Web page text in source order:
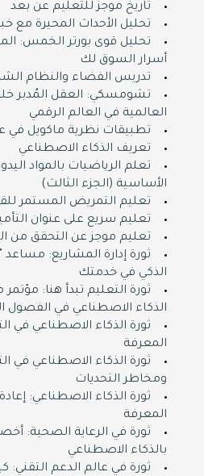
تاريخ موجز للتعليم عن بعد
تحليل الأحداث المحيرة مع
تحليل قوى بورتر الخمس:
أسرار السوق لك
تدريس الفضاء والنظام
تشومسكي: العقل المُدبر
العالمية في العالم الرقمي
تطبيقات نظرية ماكويل في
تعريف الذكاء الاصطناعي
تعلم الرياضيات بالمواد
الأساسية (الجزء الثالث)
تعليم التمريض المستمر
تعليم سريع على عنوان
تعليم موجز عن التحقق من
ثورة إدارة المشاريع: مساعد
الذكي في خدمتك
ثورة التعليم تبدأ هنا:
الذكاء الاصطناعي في الفصول
ثورة الذكاء الاصطناعي في
المعرفة
ثورة الذكاء الاصطناعي في
ومخاطر التحديات
ثورة الذكاء الاصطناعي:
المعرفة
ثورة في الرعاية الصحية:
بالذكاء الاصطناعي
ثورة في عالم الدعم التقني: